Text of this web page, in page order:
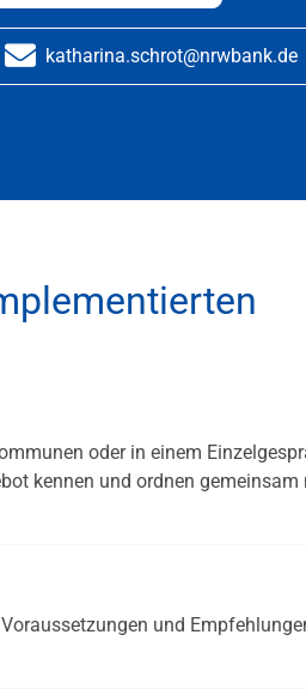
E-Mail:
katharina.schrot@nrwbank.de
oder in einem
kennen und ordnen gemeinsam
und